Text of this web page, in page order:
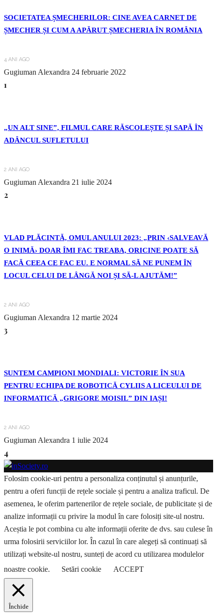
SOCIETATEA ȘMECHERILOR: CINE AVEA CARNET DE
ȘMECHER ȘI CUM A APĂRUT ȘMECHERIA ÎN ROMÂNIA
4 ANI AGO
Gugiuman Alexandra 24 februarie 2022
1
„UN ALT SINE”, FILMUL CARE RĂSCOLEȘTE ȘI SAPĂ ÎN
ADÂNCUL SUFLETULUI
2 ANI AGO
Gugiuman Alexandra 21 iulie 2024
2
VLAD PLĂCINTĂ, OMUL ANULUI 2023: „PRIN ‹SALVEAVĂ
O INIMĂ› DOAR ÎMI FAC TREABA, ORICINE POATE SĂ
FACĂ CEEA CE FAC EU. E NORMAL SĂ NE PUNEM ÎN
LOCUL CELUI DE LÂNGĂ NOI ȘI SĂ-L AJUTĂM!”
2 ANI AGO
Gugiuman Alexandra 12 martie 2024
3
SUNTEM CAMPIONI MONDIALI: VICTORIE ÎN SUA
PENTRU ECHIPA DE ROBOTICĂ CYLIIS A LICEULUI DE
INFORMATICĂ „GRIGORE MOISIL” DIN IAȘI!
2 ANI AGO
Gugiuman Alexandra 1 iulie 2024
4
Folosim cookie-uri pentru a personaliza conținutul și anunțurile,
pentru a oferi funcții de rețele sociale și pentru a analiza traficul. De
asemenea, le oferim partenerilor de rețele sociale, de publicitate și de
analize informații cu privire la modul în care folosiți site-ul nostru.
Aceștia le pot combina cu alte informații oferite de dvs. sau culese în
urma folosirii serviciilor lor. În cazul în care alegeți să continuați să
utilizați website-ul nostru, sunteți de acord cu utilizarea modulelor
noastre cookie.
Setări cookie ACCEPT
Închide